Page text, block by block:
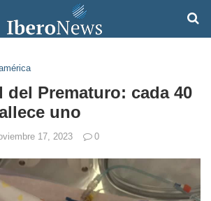
del Prematuro: cada 40
uno
17, 2023 0